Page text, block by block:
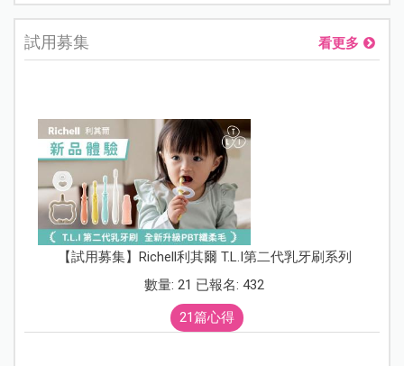
試用募集 看更多
【試用募集】Richell利其爾 T.L.I第二代乳牙刷系列
數量: 21 已報名: 432
21篇心得